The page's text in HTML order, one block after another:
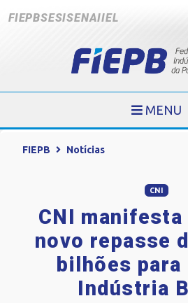
FIEPBSESISENAIIEL
MENU
FIEPB Notícias
CNI
CNI manifesta
novo repasse
bilhões para
Indústria